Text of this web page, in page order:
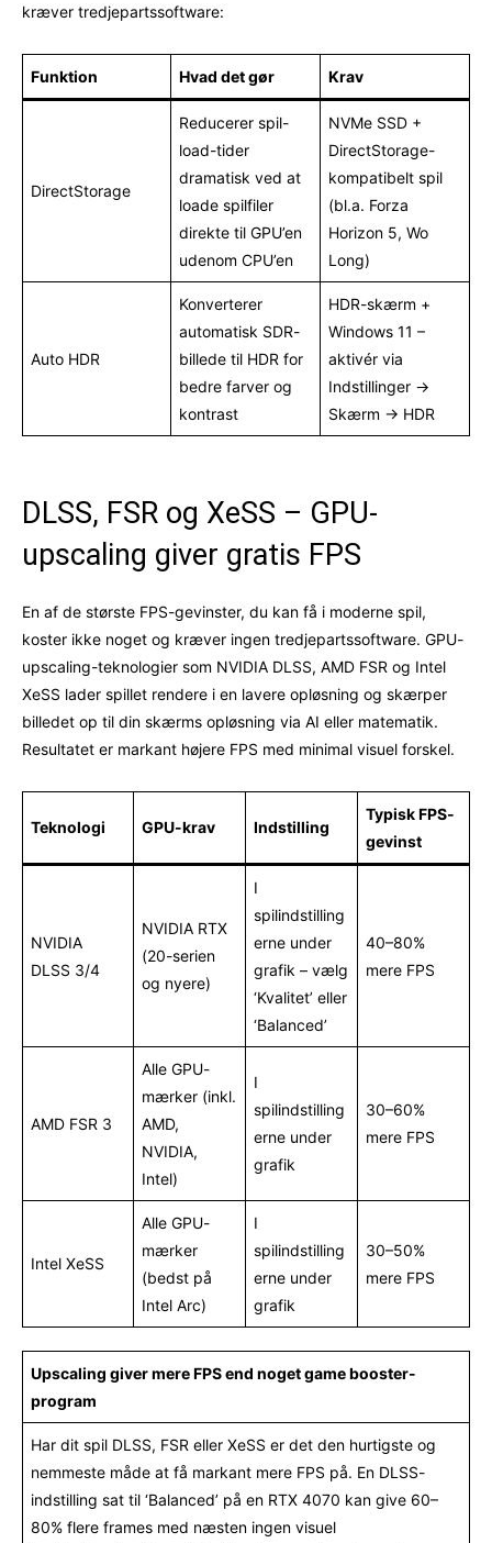
kræver tredjepartssoftware:
Funktion Hvad det gør Krav
DirectStorage
Reducerer spil-
load-tider
dramatisk ved at
loade spilfiler
direkte til GPU’en
udenom CPU’en
NVMe SSD +
DirectStorage-
kompatibelt spil
(bl.a. Forza
Horizon 5, Wo
Long)
Auto HDR
Konverterer
automatisk SDR-
billede til HDR for
bedre farver og
kontrast
HDR-skærm +
Windows 11 –
aktivér via
Indstillinger →
Skærm → HDR
DLSS, FSR og XeSS – GPU-
upscaling giver gratis FPS
En af de største FPS-gevinster, du kan få i moderne spil,
koster ikke noget og kræver ingen tredjepartssoftware. GPU-
upscaling-teknologier som NVIDIA DLSS, AMD FSR og Intel
XeSS lader spillet rendere i en lavere opløsning og skærper
billedet op til din skærms opløsning via AI eller matematik.
Resultatet er markant højere FPS med minimal visuel forskel.
Teknologi GPU-krav Indstilling
Typisk FPS-
gevinst
NVIDIA
DLSS 3/4
NVIDIA RTX
(20-serien
og nyere)
I
spilindstilling
erne under
grafik – vælg
‘Kvalitet’ eller
‘Balanced’
40–80%
mere FPS
AMD FSR 3
Alle GPU-
mærker (inkl.
AMD,
NVIDIA,
Intel)
I
spilindstilling
erne under
grafik
30–60%
mere FPS
Intel XeSS
Alle GPU-
mærker
(bedst på
Intel Arc)
I
spilindstilling
erne under
grafik
30–50%
mere FPS
Upscaling giver mere FPS end noget game booster-
program
Har dit spil DLSS, FSR eller XeSS er det den hurtigste og
nemmeste måde at få markant mere FPS på. En DLSS-
indstilling sat til ‘Balanced’ på en RTX 4070 kan give 60–
80% flere frames med næsten ingen visuel